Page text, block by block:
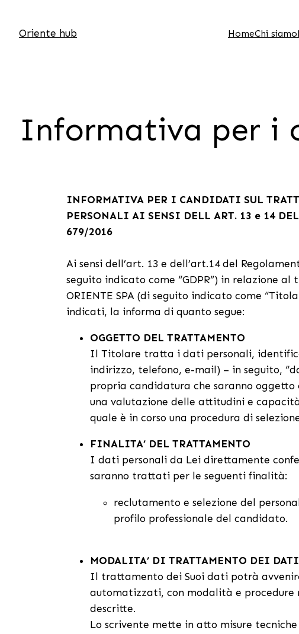
Oriente hub HomeChi siamo
Informativa per i
INFORMATIVA PER I CANDIDATI SUL
PERSONALI AI SENSI DELL ART. 13 e 14
679/2016
Ai sensi dell’art. 13 e dell’art.14 del
seguito indicato come “GDPR”) in relazione
ORIENTE SPA (di seguito indicato come
indicati, la informa di quanto segue:
OGGETTO DEL TRATTAMENTO
Il Titolare tratta i dati personali,
indirizzo, telefono, e-mail) – in seguito,
propria candidatura che saranno
una valutazione delle attitudini e
quale è in corso una procedura di
FINALITA’ DEL TRATTAMENTO
I dati personali da Lei direttamente
saranno trattati per le seguenti finalità:
reclutamento e selezione del
profilo professionale del candidato.
MODALITA’ DI TRATTAMENTO DEI DATI
Il trattamento dei Suoi dati potrà
automatizzati, con modalità e procedure
descritte.
Lo scrivente mette in atto misure